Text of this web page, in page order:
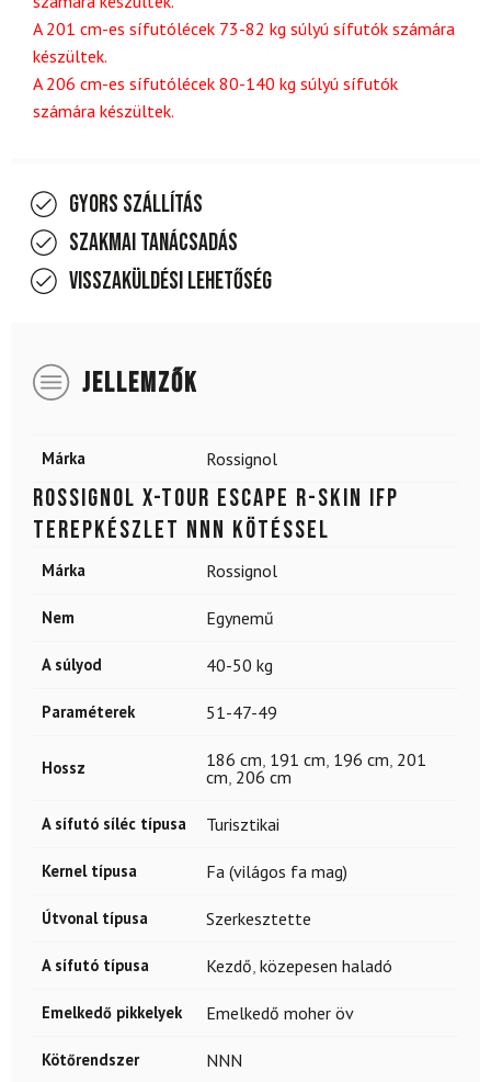
A 201 cm-es sífutólécek 73-82 kg súlyú sífutók számára
készültek.
A 206 cm-es sífutólécek 80-140 kg súlyú sífutók
számára készültek.
Gyors szállítás
Szakmai tanácsadás
Visszaküldési lehetőség
JELLEMZŐK
Márka Rossignol
ROSSIGNOL X-Tour Escape R-Skin IFP
terepkészlet NNN kötéssel
Márka Rossignol
Nem Egynemű
A súlyod 40-50 kg
Paraméterek 51-47-49
Hossz 186 cm, 191 cm, 196 cm, 201
cm, 206 cm
A sífutó síléc típusa Turisztikai
Kernel típusa Fa (világos fa mag)
Útvonal típusa Szerkesztette
A sífutó típusa Kezdő, közepesen haladó
Emelkedő pikkelyek Emelkedő moher öv
Kötőrendszer NNN